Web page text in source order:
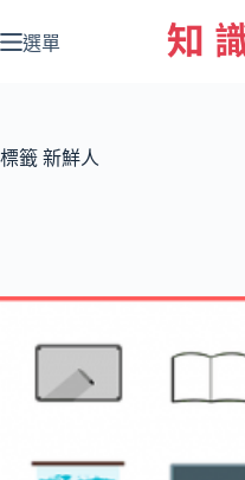
至
容
選單
標籤 新鮮人